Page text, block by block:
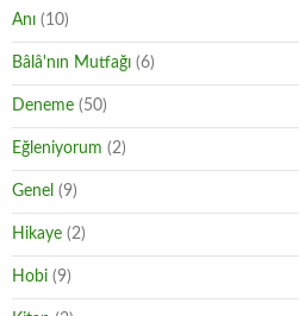
Anı (10)
Bâlâ'nın Mutfağı (6)
Deneme (50)
Eğleniyorum (2)
Genel (9)
Hikaye (2)
Hobi (9)